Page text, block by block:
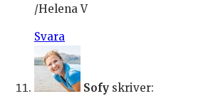
/Helena V
Svara
Sofy skriver: